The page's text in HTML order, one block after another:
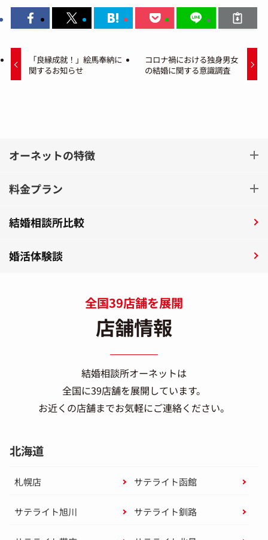
「良縁成就！」絵馬奉納に
関するお知らせ
コロナ禍における独身男女
の結婚に関する意識調査
オーネットの特徴
料金プラン
結婚相談所比較
婚活体験談
全国39店舗を展開
店舗情報
結婚相談所オーネットは
全国に39店舗を展開しています。
お近くの店舗までお気軽にご連絡ください。
北海道
札幌店 サテライト函館
サテライト旭川 サテライト釧路